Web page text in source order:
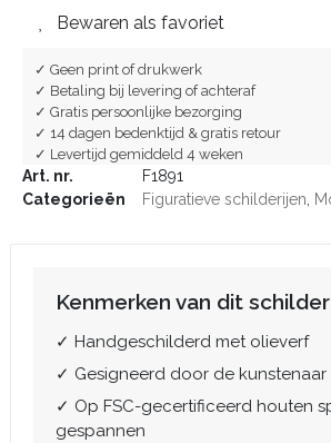
Bewaren als favoriet
✓ Geen print of drukwerk
✓ Betaling bij levering of achteraf
✓ Gratis persoonlijke bezorging
✓ 14 dagen bedenktijd & gratis retour
✓ Levertijd gemiddeld 4 weken
Art. nr.
F1891
Categorieën
Figuratieve schilderijen
Kenmerken van dit
✓ Handgeschilderd met olieverf
✓ Gesigneerd door de kunstenaar
✓ Op FSC-gecertificeerd houten
gespannen